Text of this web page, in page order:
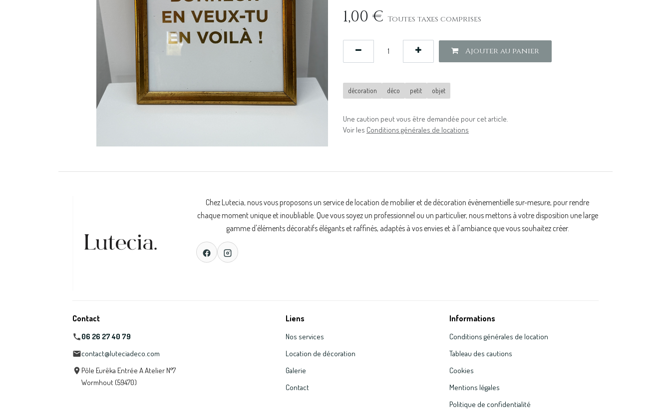
1,00 € Toutes taxes comprises
Ajouter au panier
décoration déco petit objet
Une caution peut vous être demandée pour cet article.
Voir les Conditions générales de locations
Chez Lutecia, nous vous proposons un service de location de mobilier et de décoration évènementielle sur-mesure, pour rendre
chaque moment unique et inoubliable. Que vous soyez un professionnel ou un particulier, nous mettons à votre disposition une large
gamme d'éléments décoratifs élégants et raffinés, adaptés à vos envies et à l'ambiance que vous souhaitez créer.
Contact
06 26 27 40 79
contact@luteciadeco.com
Pôle Eurêka Entrée A Atelier N°7
Wormhout (59470)
Liens
Nos services
Location de décoration
Galerie
Contact
Informations
Conditions générales de location
Tableau des cautions
Cookies
Mentions légales
Politique de confidentialité